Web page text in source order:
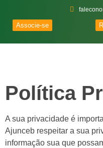
Associe-se
Política
A sua privacidade é
Ajunceb respeitar a sua
informação sua que